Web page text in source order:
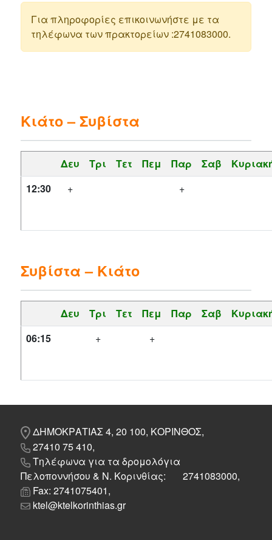
Για πληροφορίες επικοινωνήστε με τα
τηλέφωνα των πρακτορείων :2741083000.
Κιάτο – Συβίστα
Δευ Τρι Τετ Πεμ Παρ Σαβ
12:30
+ +
Συβίστα – Κιάτο
Δευ Τρι Τετ Πεμ Παρ Σαβ
06:15
+ +
ΔΗΜΟΚΡΑΤΙΑΣ 4, 20 100, ΚΟΡΙΝΘΟΣ,
27410 75 410,
Τηλέφωνα για τα δρομολόγια
Πελοποννήσου & Ν. Κορινθίας: 2741083000,
Fax: 2741075401,
ktel@ktelkorinthias.gr